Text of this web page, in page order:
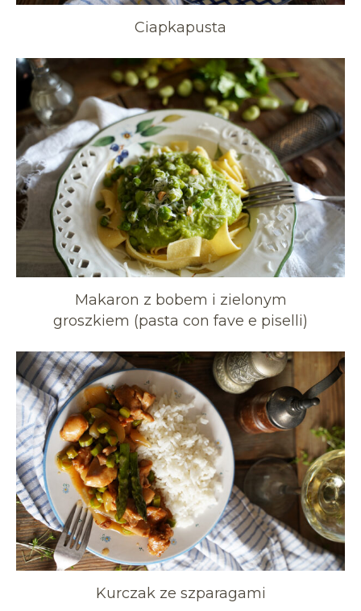
Ciapkapusta
Makaron z bobem i zielonym
groszkiem (pasta con fave e piselli)
Kurczak ze szparagami